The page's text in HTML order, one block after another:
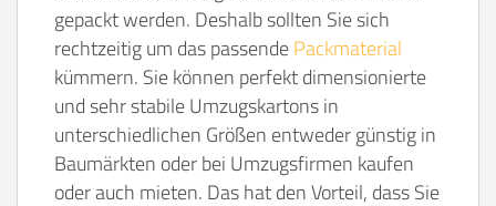
gepackt werden. Deshalb sollten Sie sich
rechtzeitig um das passendePackmaterial
kümmern. Sie können perfekt dimensionierte
und sehr stabile Umzugskartons in
unterschiedlichen Größen entweder günstig in
Baumärkten oder bei Umzugsfirmen kaufen
oder auch mieten. Das hat den Vorteil, dass Sie